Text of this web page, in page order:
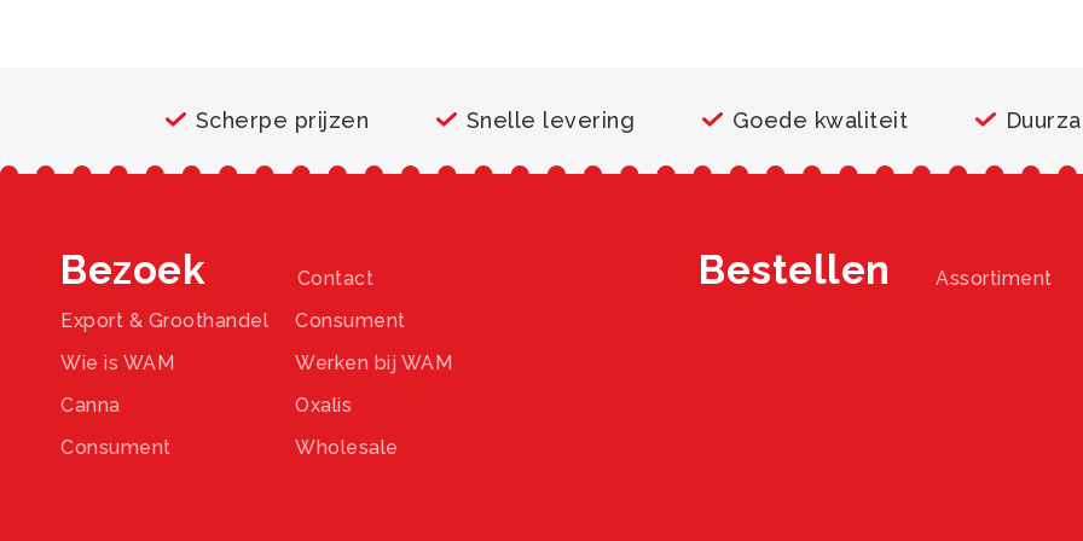
Scherpe prijzen Snelle levering Goede kwaliteit
Bezoek
Contact
Export & Groothandel
Consument
Wie is WAM
Werken bij WAM
Canna
Oxalis
Consument
Wholesale
Bestellen Assortiment